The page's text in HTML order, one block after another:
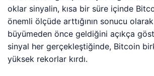
oklar sinyalin, kısa bir süre içinde
önemli ölçüde arttığının sonucu
büyümeden önce geldiğini açıkça
sinyal her gerçekleştiğinde, Bitcoin
yüksek rekorlar kırdı.